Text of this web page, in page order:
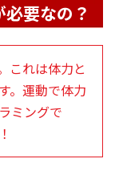
要なの？
これは体力と
。運動で体力
ミングで